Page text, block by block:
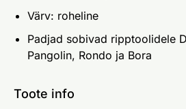
Värv: roheline
Padjad sobivad ripptoolidele
Pangolin, Rondo ja Bora
Toote info